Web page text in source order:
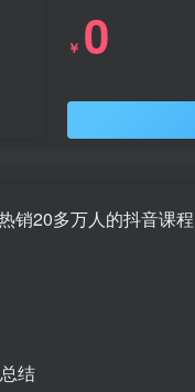
￥ 0
销20多万人的抖音课
结